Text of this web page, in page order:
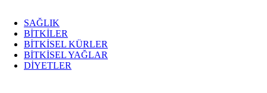
SAĞLIK
BİTKİLER
BİTKİSEL KÜRLER
BİTKİSEL YAĞLAR
DİYETLER